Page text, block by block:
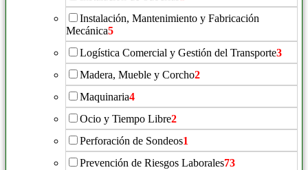
Instalación, Mantenimiento y Fabricación
Mecánica5
Logística Comercial y Gestión del Transporte3
Madera, Mueble y Corcho2
Maquinaria4
Ocio y Tiempo Libre2
Perforación de Sondeos1
Prevención de Riesgos Laborales73